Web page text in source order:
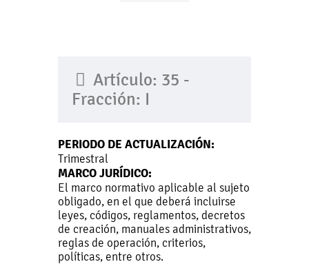
Artículo: 35 -
Fracción: I
PERIODO DE ACTUALIZACIÓN:
Trimestral
MARCO JURÍDICO:
El marco normativo aplicable al sujeto
obligado, en el que deberá incluirse
leyes, códigos, reglamentos, decretos
de creación, manuales administrativos,
reglas de operación, criterios,
políticas, entre otros.